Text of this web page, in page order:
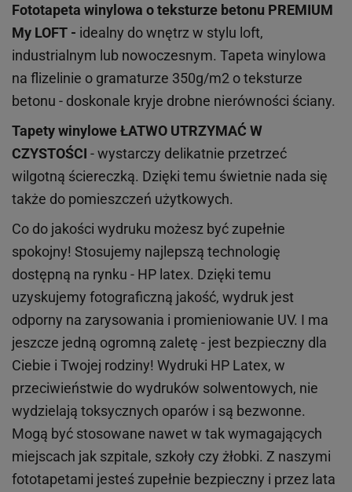
Fototapeta winylowa oteksturze betonu PREMIUM
My LOFT - idealny do wnętrz w stylu loft,
industrialnym lub nowoczesnym. Tapeta winylowa
na flizelinie o gramaturze 350g/m2 o teksturze
betonu - doskonale kryje drobne nierówności ściany.
Tapety winyloweŁATWO UTRZYMAĆ W
CZYSTOŚCI - wystarczy delikatnie przetrzeć
wilgotną ściereczką. Dzięki temu świetnie nada się
także do pomieszczeń użytkowych.
Co do jakości wydruku możesz być zupełnie
spokojny! Stosujemy najlepszą technologię
dostępną na rynku - HP latex. Dzięki temu
uzyskujemy fotograficzną jakość, wydruk jest
odporny na zarysowania i promieniowanie UV. I ma
jeszcze jedną ogromną zaletę - jest bezpieczny dla
Ciebie i Twojej rodziny! Wydruki HP Latex, w
przeciwieństwie do wydruków solwentowych, nie
wydzielają toksycznych oparów i są bezwonne.
Mogą być stosowane nawet w tak wymagających
miejscach jak szpitale, szkoły czy żłobki. Z naszymi
fototapetami jesteś zupełnie bezpieczny i przez lata